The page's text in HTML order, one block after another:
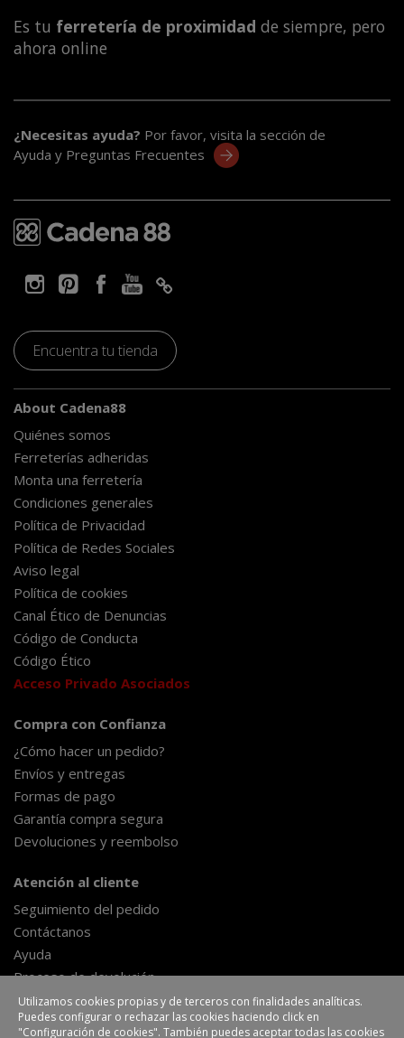
Es tu ferretería de proximidad de siempre, pero
ahora online
¿Necesitas ayuda? Por favor, visita la sección de
Ayuda y Preguntas Frecuentes
Encuentra tu tienda
About Cadena88
Quiénes somos
Ferreterías adheridas
Monta una ferretería
Condiciones generales
Política de Privacidad
Política de Redes Sociales
Aviso legal
Política de cookies
Canal Ético de Denuncias
Código de Conducta
Código Ético
Acceso Privado Asociados
Compra con Confianza
¿Cómo hacer un pedido?
Envíos y entregas
Formas de pago
Garantía compra segura
Devoluciones y reembolso
Atención al cliente
Seguimiento del pedido
Contáctanos
Ayuda
Proceso de devolución
Formulario de desestimiento
Utilizamos cookies propias y de terceros con finalidades analíticas.
Puedes configurar o rechazar las cookies haciendo click en
"Configuración de cookies". También puedes aceptar todas las cookies